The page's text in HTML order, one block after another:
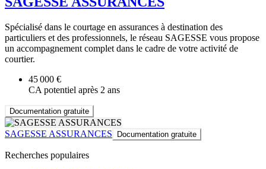
Spécialisé dans le courtage en assurances à destination des
particuliers et des professionnels, le réseau SAGESSE vous propose
un accompagnement complet dans le cadre de votre activité de
courtier.
45 000 €
CA potentiel après 2 ans
Documentation gratuite
SAGESSE ASSURANCES Documentation gratuite
Recherches populaires